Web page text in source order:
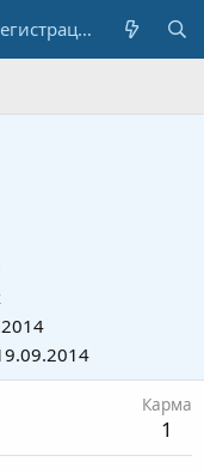
Регистрация
Карма
1